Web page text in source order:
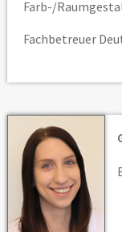
Farb-/
Fachbetreuer